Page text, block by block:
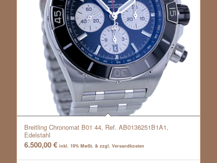
Breitling Chronomat B01 44, Ref. AB0136251B1A1,
Edelstahl
6.500,00€ inkl. 19% MwSt. & zzgl. Versandkosten